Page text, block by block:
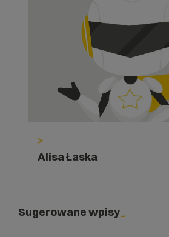
>
Alisa Łaska
Sugerowane wpisy